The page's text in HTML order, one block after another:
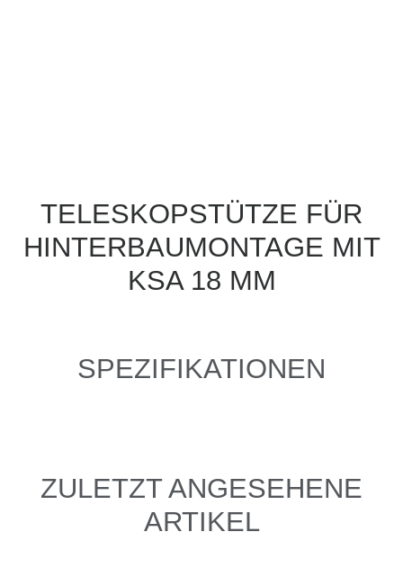
TELESKOPSTÜTZE FÜR
HINTERBAUMONTAGE MIT
KSA 18 MM
SPEZIFIKATIONEN
ZULETZT ANGESEHENE
ARTIKEL